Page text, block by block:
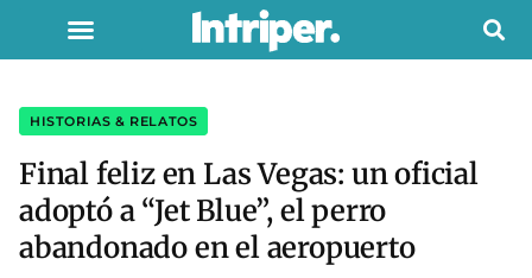
HISTORIAS & RELATOS
Final feliz en Las Vegas: un oficial
adoptó a “Jet Blue”, el perro
abandonado en el aeropuerto